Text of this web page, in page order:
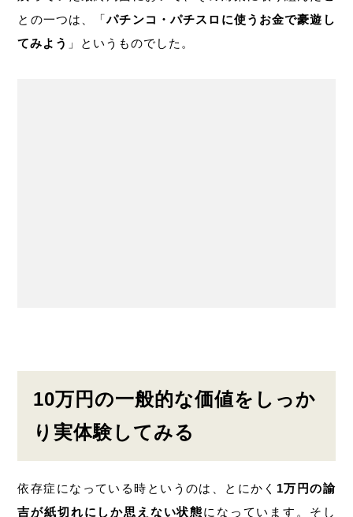
との一つは、「パチンコ・パチスロに使うお金で豪遊し
てみよう 」というものでした。
10万円の一般的な価値をしっか
り実体験してみる
依存症になっている時というのは、とにかく 1万円の諭
吉が紙切れにしか思えない状態になっています。そし